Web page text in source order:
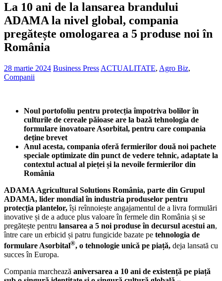
La 10 ani de la lansarea brandului
ADAMA la nivel global, compania
pregătește omologarea a 5 produse noi în
România
28 martie 2024 Business Press ACTUALITATE, Agro Biz,
Companii
Noul portofoliu pentru protecția împotriva bolilor în
culturile de cereale păioase are la bază tehnologia de
formulare inovatoare Asorbital, pentru care compania
deține brevet
Anul acesta, compania oferă fermierilor două noi pachete
speciale optimizate din punct de vedere tehnic, adaptate la
contextul actual al pieței și la nevoile fermierilor din
România
ADAMA Agricultural Solutions România, parte din Grupul
ADAMA, lider mondial în industria produselor pentru
protecția plantelor,își reînnoiește angajamentul de a livra formulări
inovative și de a aduce plus valoare în fermele din România și se
pregătește pentru lansarea a 5 noi produse în decursul acestui an,
între care un erbicid și patru fungicide bazate pe tehnologia de
formulare Asorbital®, o tehnologie unică pe piață, deja lansată cu
succes în Europa.
Compania marchează aniversarea a 10 ani de existență pe piață